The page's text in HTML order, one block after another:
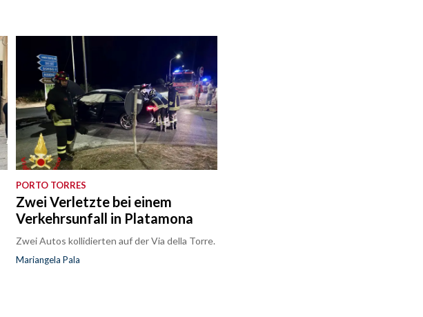
PORTO TORRES
Zwei Verletzte bei einem
Verkehrsunfall in Platamona
Zwei Autos kollidierten auf der Via della Torre.
Mariangela Pala